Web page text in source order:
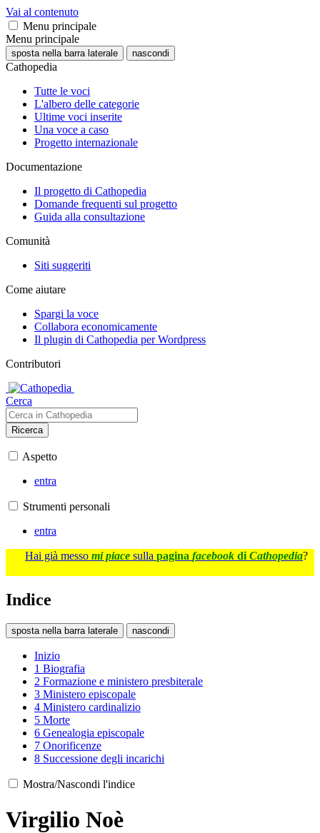
Vai al contenuto
Menu principale
Menu principale
sposta nella barra laterale nascondi
Cathopedia
Tutte le voci
L'albero delle categorie
Ultime voci inserite
Una voce a caso
Progetto internazionale
Documentazione
Il progetto di Cathopedia
Domande frequenti sul progetto
Guida alla consultazione
Comunità
Siti suggeriti
Come aiutare
Spargi la voce
Collabora economicamente
Il plugin di Cathopedia per Wordpress
Contributori
Cerca
Ricerca
Aspetto
entra
Strumenti personali
entra
Hai già messo mi piace sulla pagina facebook di Cathopedia?
Indice
sposta nella barra laterale nascondi
Inizio
1 Biografia
2 Formazione e ministero presbiterale
3 Ministero episcopale
4 Ministero cardinalizio
5 Morte
6 Genealogia episcopale
7 Onorificenze
8 Successione degli incarichi
Mostra/Nascondi l'indice
Virgilio Noè